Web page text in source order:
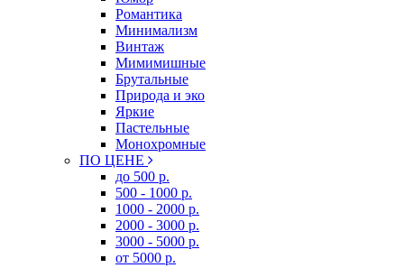
Романтика
Минимализм
Винтаж
Мимимишные
Брутальные
Природа и эко
Яркие
Пастельные
Монохромные
ПО ЦЕНЕ
до 500 р.
500 - 1000 р.
1000 - 2000 р.
2000 - 3000 р.
3000 - 5000 р.
от 5000 р.